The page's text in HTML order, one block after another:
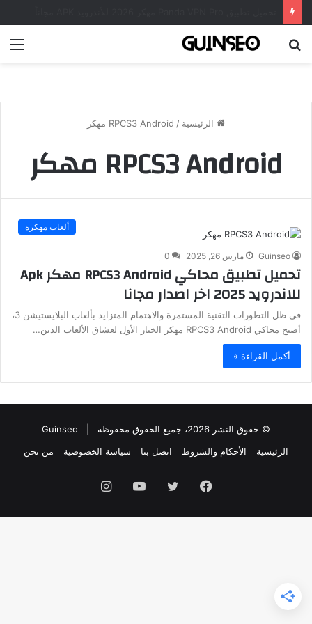
الرئيسية / RPCS3 Android مهكر
RPCS3 Android مهكر
ألعاب مهكرة
Guinseo مارس 26, 2025 0
تحميل تطبيق محاكي RPCS3 Android مهكر Apk
للاندرويد 2025 اخر اصدار مجانا
في ظل التطورات التقنية المستمرة والاهتمام المتزايد بألعاب البلايستيشن 3،
أصبح محاكي RPCS3 Android مهكر الخيار الأول لعشاق الألعاب الذين…
أكمل القراءة »
© حقوق النشر 2026، جميع الحقوق محفوظة |
Guinseo
الرئيسية
الأحكام والشروط اتصل بنا سياسة الخصوصية من نحن
فيسبوك تويتر يوتيوبانستقرام